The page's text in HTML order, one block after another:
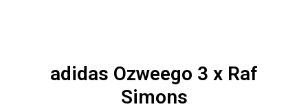
adidas Ozweego 3 x Raf
Simons